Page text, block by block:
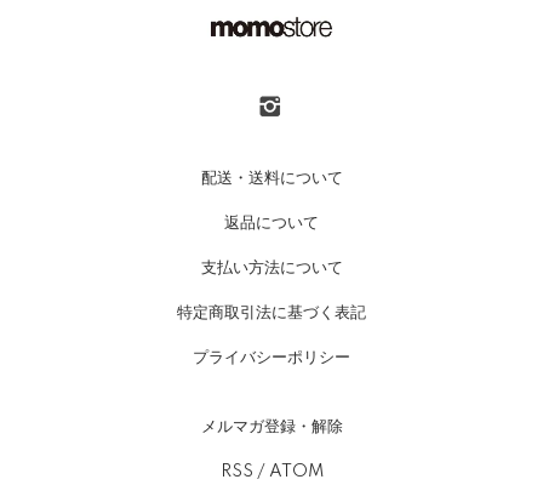
配送・送料について
返品について
支払い方法について
特定商取引法に基づく表記
プライバシーポリシー
メルマガ登録・解除
RSS / ATOM